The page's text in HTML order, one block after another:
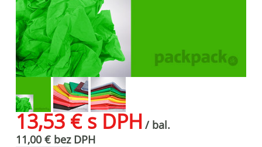
13,53 € s DPH / bal.
11,00 € bez DPH